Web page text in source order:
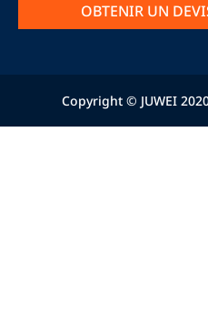
OBTENIR UN
Copyright © JUWEI